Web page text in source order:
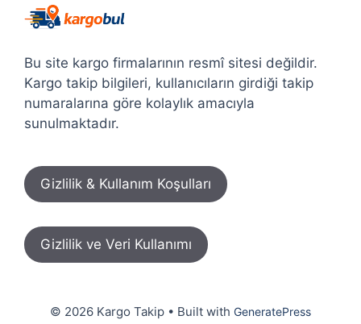
Bu site kargo firmalarının resmî sitesi değildir.
Kargo takip bilgileri, kullanıcıların girdiği takip
numaralarına göre kolaylık amacıyla
sunulmaktadır.
Gizlilik & Kullanım Koşulları
Gizlilik ve Veri Kullanımı
© 2026 Kargo Takip • Built with GeneratePress